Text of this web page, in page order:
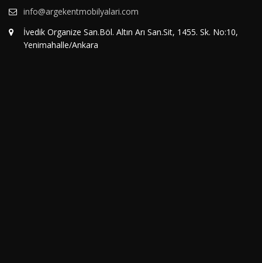
info@argekentmobilyalari.com
İvedik Organize San.Böl. Altın Arı San.Sit, 1455. Sk. No:10,
Yenimahalle/Ankara